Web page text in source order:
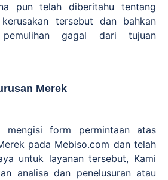
pun telah diberitahu tentang
kerusakan tersebut dan bahkan
gagal dari tujuan
Merek
mengisi form permintaan atas
pada Mebiso.com dan telah
untuk layanan tersebut, Kami
analisa dan penelusuran atau